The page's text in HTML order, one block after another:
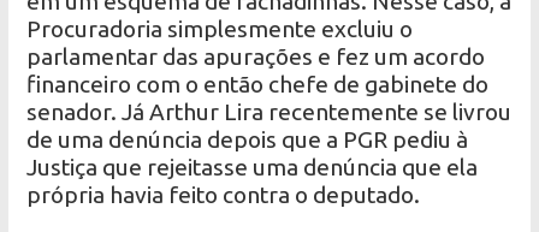
Procuradoria simplesmente excluiu o
parlamentar das apurações e fez um acordo
financeiro com o então chefe de gabinete do
senador. Já Arthur Lira recentemente se livrou
de uma denúncia depois que a PGR pediu à
Justiça que rejeitasse uma denúncia que ela
própria havia feito contra o deputado.